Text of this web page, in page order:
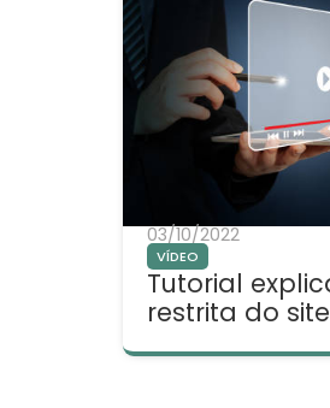
03/10/2022
VÍDEO
Tutorial
restrita do site